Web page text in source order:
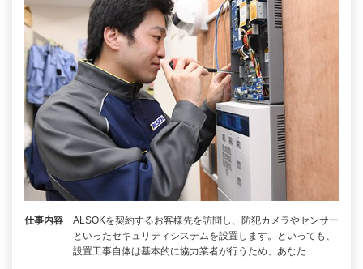
仕事内容
ALSOKを契約するお客様先を訪問し、防犯カメラやセンサー
といったセキュリティシステムを設置します。といっても、
設置工事自体は基本的に協力業者が行うため、あなた…